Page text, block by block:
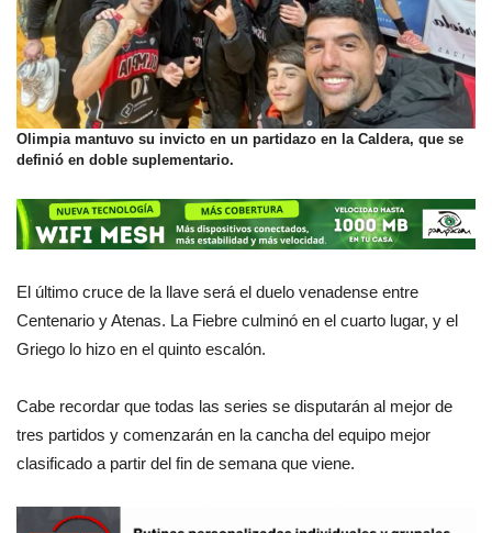
Olimpia mantuvo su invicto en un partidazo en la Caldera, que se
definió en doble suplementario.
El último cruce de la llave será el duelo venadense entre
Centenario y Atenas. La Fiebre culminó en el cuarto lugar, y el
Griego lo hizo en el quinto escalón.
Cabe recordar que todas las series se disputarán al mejor de
tres partidos y comenzarán en la cancha del equipo mejor
clasificado a partir del fin de semana que viene.